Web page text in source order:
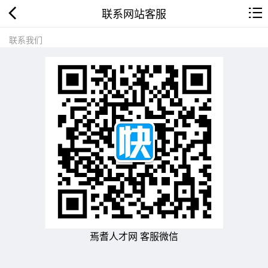
联系网站客服
联系我们
焉耆人才网 客服微信